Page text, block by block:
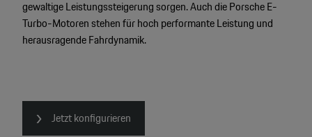
gewaltige Leistungssteigerung sorgen. Auch die Porsche E-
Turbo-Motoren stehen für hoch performante Leistung und
herausragende Fahrdynamik.
Jetzt konfigurieren
2